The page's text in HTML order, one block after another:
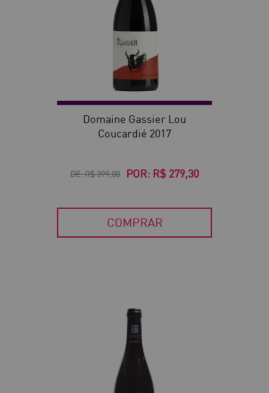
Domaine Gassier Lou
Coucardié 2017
DE:R$ 399,00 POR: R$ 279,30
COMPRAR